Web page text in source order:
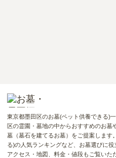
東京都墨田区のお墓(ペット供養できる)
区の霊園・墓地の中からおすすめのお
墓（墓石を建てるお墓）をご提案します
る)の人気ランキングなど、お墓選びに
アクセス・地図、料金・値段もご覧いた